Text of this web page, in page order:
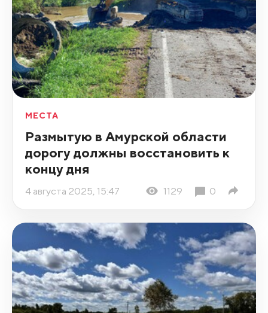
МЕСТА
Размытую в Амурской области
дорогу должны восстановить к
концу дня
4 августа 2025, 15:47 1129 0